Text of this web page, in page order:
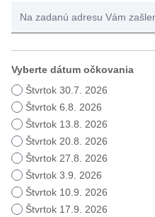
Vyberte dátum očkovania
Štvrtok 30.7. 2026
Štvrtok 6.8. 2026
Štvrtok 13.8. 2026
Štvrtok 20.8. 2026
Štvrtok 27.8. 2026
Štvrtok 3.9. 2026
Štvrtok 10.9. 2026
Štvrtok 17.9. 2026